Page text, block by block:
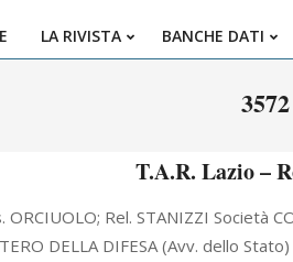
Giustamm
LA RIVISTA BANCHE DATI
3572
T.A.R. Lazio –
ORCIUOLO; Rel. STANIZZI Società
DELLA DIFESA (Avv. dello